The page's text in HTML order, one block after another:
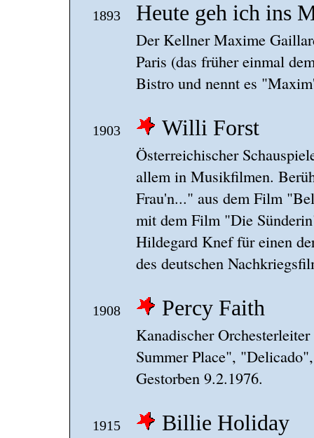
1893 Heute geh ich ins
Der Kellner Maxime
Paris (das früher einmal
Bistro und nennt es
1903 Willi Forst
Österreichischer
allem in Musikfilmen.
Frau'n..." aus dem Film
mit dem Film "Die
Hildegard Knef für einen
des deutschen
1908 Percy Faith
Kanadischer
Summer Place",
Gestorben 9.2.1976.
1915 Billie Holiday